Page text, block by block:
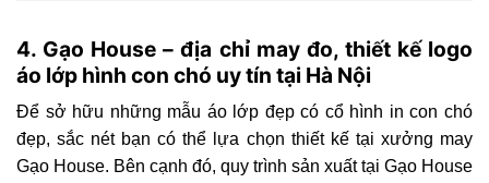
4. Gạo House – địa chỉ may đo, thiết kế logo
áo lớp hình con chó uy tín tại Hà Nội
Để sở hữu những mẫu áo lớp đẹp có cổ hình in con chó
đẹp, sắc nét bạn có thể lựa chọn thiết kế tại xưởng may
Gạo House. Bên cạnh đó, quy trình sản xuất tại Gạo House